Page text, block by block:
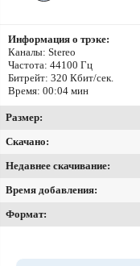
Информация о трэке:
Каналы: Stereo
Частота: 44100 Гц
Битрейт: 320 Кбит/сек.
Время: 00:04 мин
Размер:
Скачано:
Недавнее скачивание:
Время добавления:
Формат: